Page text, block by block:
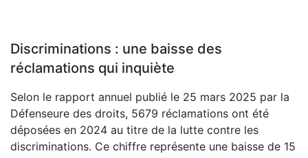
Discriminations : une baisse des
réclamations qui inquiète
Selon le rapport annuel publié le 25 mars 2025 par la
Défenseure des droits, 5679 réclamations ont été
déposées en 2024 au titre de la lutte contre les
discriminations. Ce chiffre représente une baisse de 15